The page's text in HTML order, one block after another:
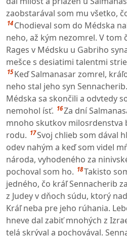
zaobstarával som mu všetko,
14 Chodieval som do Médska
neho, až kým nezomrel. V tom
Rages v Médsku u Gabriho
mešce s desiatimi talentmi
15 Keď Salmanasar zomrel,
neho stal jeho syn
Médska sa skončili a odvtedy
nemohol ísť. 16Za dní
mnoho skutkov milosrdenstva
rodu. 17Svoj chlieb som dával
odev nahým a keď som videl
národa, vyhodeného za
pochoval som ho. 18Takisto
jedného, čo kráľ Sennacherib
z Judey v dňoch súdu, ktorý
Kráľ neba pre jeho rúhania.
hneve dal zabiť mnohých z
telá skrýval a pochovával.